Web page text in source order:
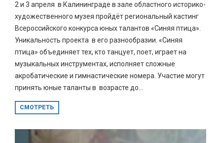
2 и 3 апреля в Калининграде в зале областного историко-
художественного музея пройдёт региональный кастинг
Всероссийского конкурса юных талантов «Синяя птица».
Уникальность проекта в его разнообразии. «Синяя
птица» объединяет тех, кто танцует, поет, играет на
музыкальных инструментах, исполняет сложные
акробатические и гимнастические номера. Участие могут
принять юные таланты в возрасте до...
СМОТРЕТЬ